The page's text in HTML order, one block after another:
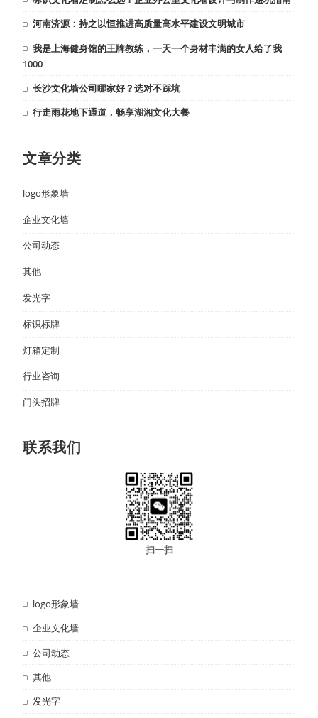
河南济源：持之以恒推进高质量高水平建设文明城市
我是上海健身馆的王牌教练，一天一个身材丰满的女人给了我
1000
长沙文化墙公司哪家好？选对不踩坑
行走雨花地下通道，畅享湖湘文化大餐
文章分类
logo形象墙
企业文化墙
公司动态
其他
发光字
标识标牌
灯箱定制
行业咨询
门头招牌
联系我们
扫一扫
logo形象墙
企业文化墙
公司动态
其他
发光字